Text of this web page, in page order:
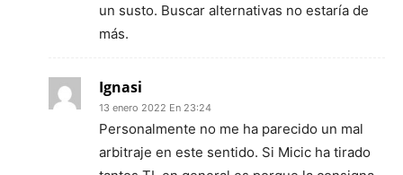
un susto. Buscar alternativas no estaría de
más.
Ignasi
13 enero 2022 En 23:24
Personalmente no me ha parecido un mal
arbitraje en este sentido. Si Micic ha tirado